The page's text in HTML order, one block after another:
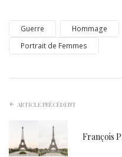
Guerre
Hommage
Portrait de Femmes
ARTICLE PRÉCÉDENT
François